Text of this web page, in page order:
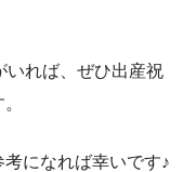
いれば、ぜひ出産祝
になれば幸いです♪